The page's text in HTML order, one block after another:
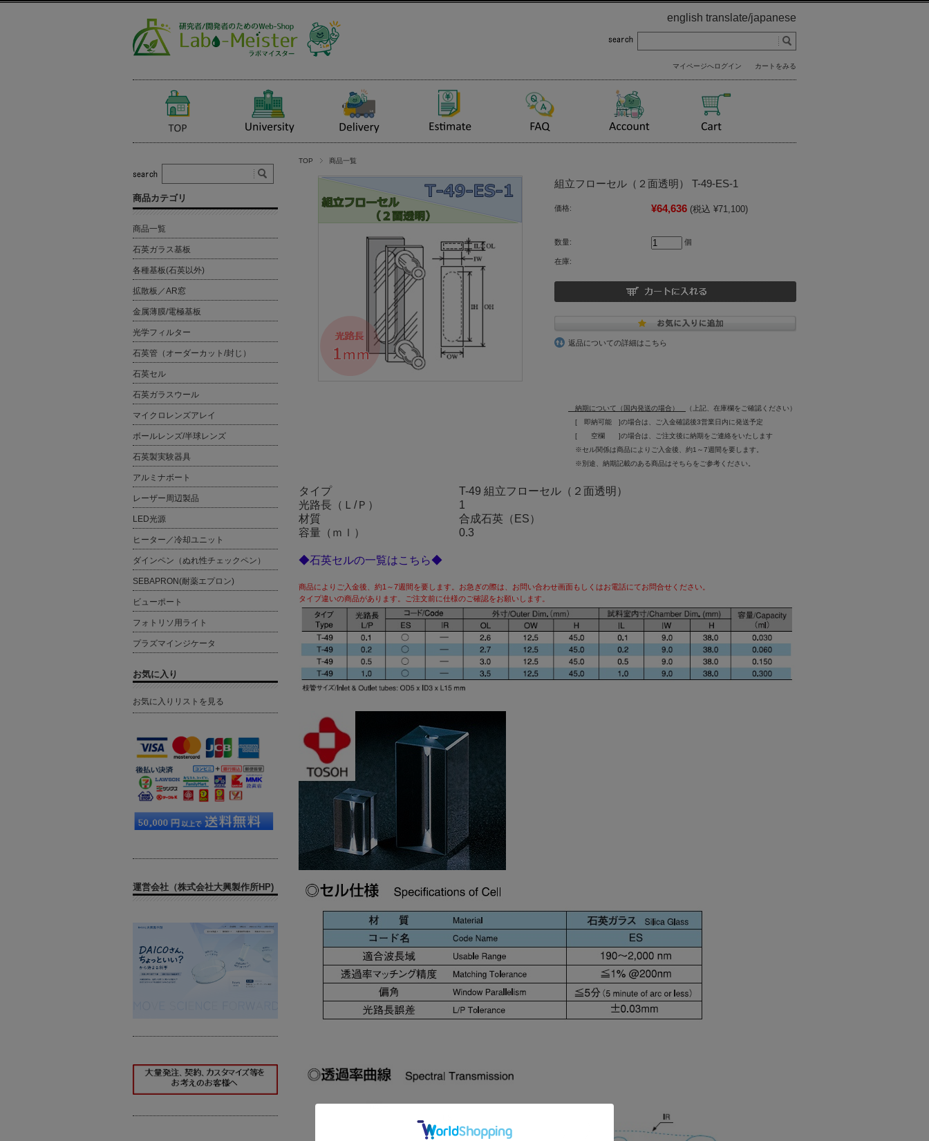
english translate/japanese
マイページへログイン カートをみる
TOP 商品一覧
組立フローセル（２面透明） T-49-ES-1
価格: ¥64,636 (税込 ¥71,100)
数量: 個
在庫:
返品についての詳細はこちら
納期について（国内発送の場合）
（上記、在庫欄をご確認ください）
[ 即納可能 ]の場合は、ご入金確認後3営業日内に発送予定
[ 空欄 ]の場合は、ご注文後に納期をご連絡をいたします
※セル関係は商品によりご入金後、約1～7週間を要します。
※別途、納期記載のある商品はそちらをご参考ください。
タイプ
T-49 組立フローセル（２面透明）
光路長（Ｌ/Ｐ）
1
材質
合成石英（ES）
容量（ｍｌ）
0.3
◆石英セルの一覧はこちら◆
商品によりご入金後、約1～7週間を要します。お急ぎの際は、お問い合わせ画面もしくはお電話にてお問合せください。
タイプ違いの商品があります。ご注文前に仕様のご確認をお願いします。
商品カテゴリ
商品一覧
石英ガラス基板
各種基板(石英以外)
拡散板／AR窓
金属薄膜/電極基板
光学フィルター
石英管（オーダーカット/封じ）
石英セル
石英ガラスウール
マイクロレンズアレイ
ボールレンズ/半球レンズ
石英製実験器具
アルミナボート
レーザー周辺製品
LED光源
ヒーター／冷却ユニット
ダインペン（ぬれ性チェックペン）
SEBAPRON(耐薬エプロン)
ビューポート
フォトリソ用ライト
プラズマインジケータ
お気に入り
お気に入りリストを見る
運営会社（株式会社大興製作所HP)